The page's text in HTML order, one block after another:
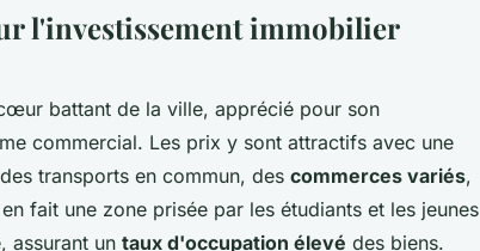
l'investissement immobilier
battant de la ville, apprécié pour son
commercial. Les prix y sont attractifs avec une
transports en commun, des commerces variés,
fait une zone prisée par les étudiants et les jeunes
assurant un taux d'occupation élevé des biens.